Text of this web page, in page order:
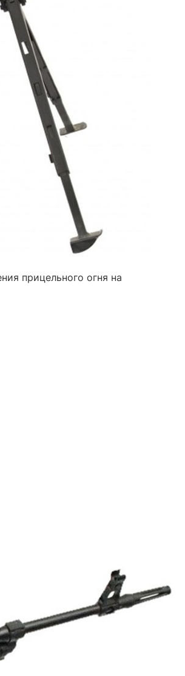
прицельного огня на